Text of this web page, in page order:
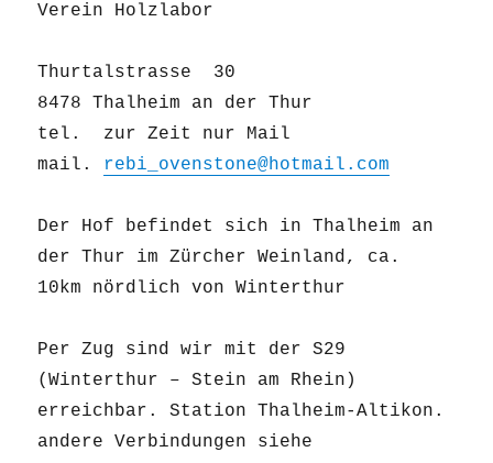
Verein Holzlabor
Thurtalstrasse 30
8478 Thalheim an der Thur
tel. zur Zeit nur Mail
mail. rebi_ovenstone@hotmail.com
Der Hof befindet sich in Thalheim an
der Thur im Zürcher Weinland, ca.
10km nördlich von Winterthur
Per Zug sind wir mit der S29
(Winterthur – Stein am Rhein)
erreichbar. Station Thalheim-Altikon.
andere Verbindungen siehe